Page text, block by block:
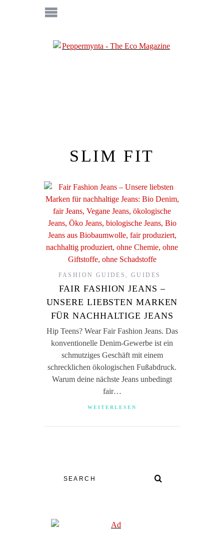
SLIM FIT
FASHION GUIDES , GUIDES
FAIR FASHION JEANS –
UNSERE LIEBSTEN MARKEN
FÜR NACHHALTIGE JEANS
Hip Teens? Wear Fair Fashion Jeans. Das
konventionelle Denim-Gewerbe ist ein
schmutziges Geschäft mit einem
schrecklichen ökologischen Fußabdruck.
Warum deine nächste Jeans unbedingt
fair…
WEITERLESEN